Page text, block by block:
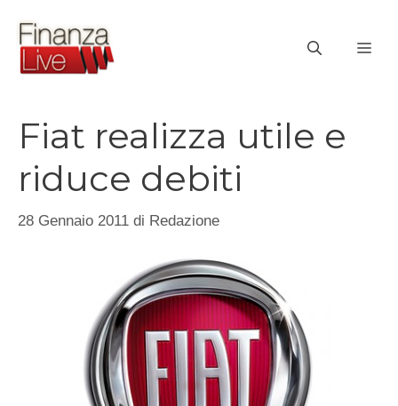
contenuto
Fiat realizza utile e
riduce debiti
28 Gennaio 2011 di Redazione